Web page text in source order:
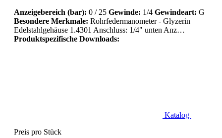
Anzeigebereich (bar): 0 / 25 Gewinde: 1/4 Gewindeart: G
Besondere Merkmale: Rohrfedermanometer - Glyzerin
Edelstahlgehäuse 1.4301 Anschluss: 1/4" unten Anz…
Produktspezifische Downloads:
Katalog
Preis pro Stück